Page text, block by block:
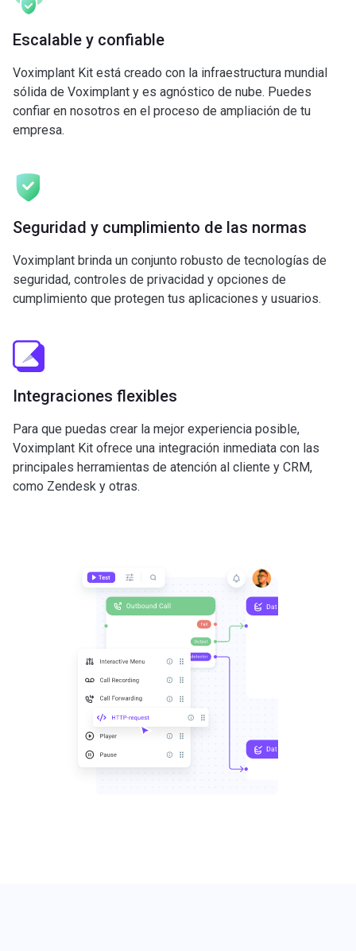
Escalable y confiable
Voximplant Kit está creado con la infraestructura mundial
sólida de Voximplant y es agnóstico de nube. Puedes
confiar en nosotros en el proceso de ampliación de tu
empresa.
Seguridad y cumplimiento de las normas
Voximplant brinda un conjunto robusto de tecnologías de
seguridad, controles de privacidad y opciones de
cumplimiento que protegen tus aplicaciones y usuarios.
Integraciones flexibles
Para que puedas crear la mejor experiencia posible,
Voximplant Kit ofrece una integración inmediata con las
principales herramientas de atención al cliente y CRM,
como Zendesk y otras.